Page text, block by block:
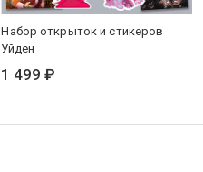
Набор открыток и стикеров
Уйден
1 499 ₽